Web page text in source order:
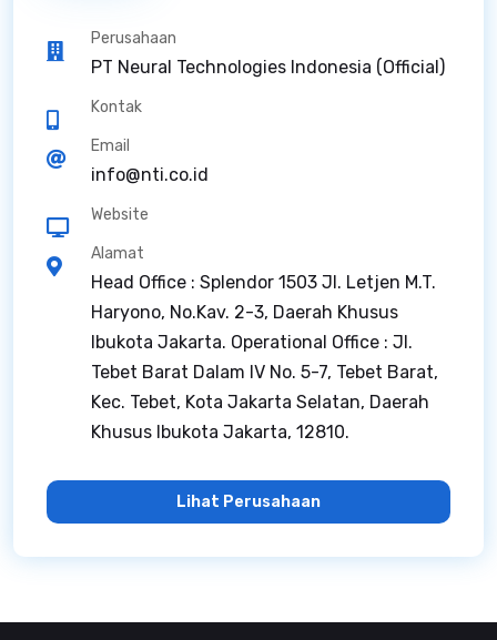
Perusahaan
PT Neural Technologies Indonesia (Official)
Kontak
Email
info@nti.co.id
Website
Alamat
Head Office : Splendor 1503 Jl. Letjen M.T.
Haryono, No.Kav. 2-3, Daerah Khusus
Ibukota Jakarta. Operational Office : Jl.
Tebet Barat Dalam IV No. 5-7, Tebet Barat,
Kec. Tebet, Kota Jakarta Selatan, Daerah
Khusus Ibukota Jakarta, 12810.
Lihat Perusahaan